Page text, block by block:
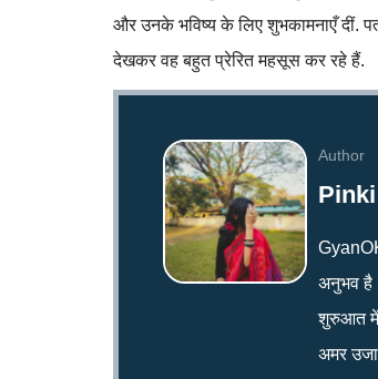
और उनके भविष्य के लिए शुभकामनाएँ दीं.
देखकर वह बहुत प्रेरित महसूस कर रहे हैं.
Author
अनुभव
शुरुआत में
अमर